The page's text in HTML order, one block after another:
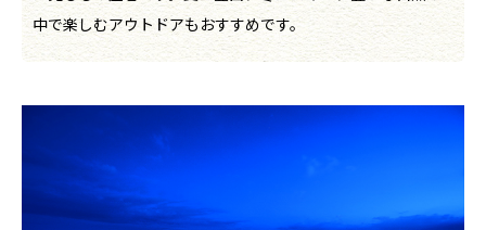
中で楽しむアウトドアもおすすめです。